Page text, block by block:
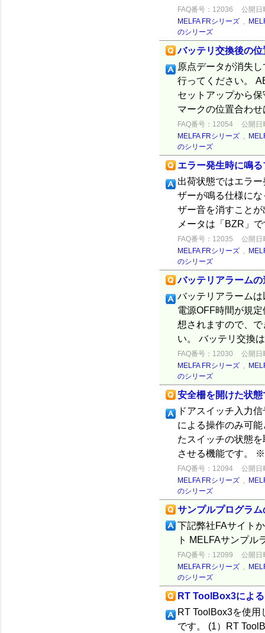
FAQ番号：12036
公開日
MELFA FRシリーズ ,
のシリーズ
バッテリ交換後の位
原点データが消失
行ってください。
セットアップから
マークの位置合わ
FAQ番号：12054
公開日
MELFA FRシリーズ ,
のシリーズ
エラー発生時に鳴
出荷状態ではエラ
ザーが鳴る仕様に
ザー音を消すこと
メータは「BZR」
FAQ番号：12035
公開日
MELFA FRシリーズ ,
のシリーズ
バッテリアラーム
バッテリアラーム
電源OFF時間が規
想されますので、
い。 バッテリ交換
FAQ番号：12030
公開日
MELFA FRシリーズ ,
のシリーズ
安全柵を開けた状
ドアスイッチ入力
による操作のみ可
たスイッチの状態
させる機能です。
FAQ番号：12094
公開日
MELFA FRシリーズ ,
のシリーズ
サンプルプログラ
下記弊社FAサイト
ト MELFAサンプル
FAQ番号：12099
公開日
MELFA FRシリーズ ,
のシリーズ
RT ToolBox3によ
RT ToolBox3を使
です。 (1）RT